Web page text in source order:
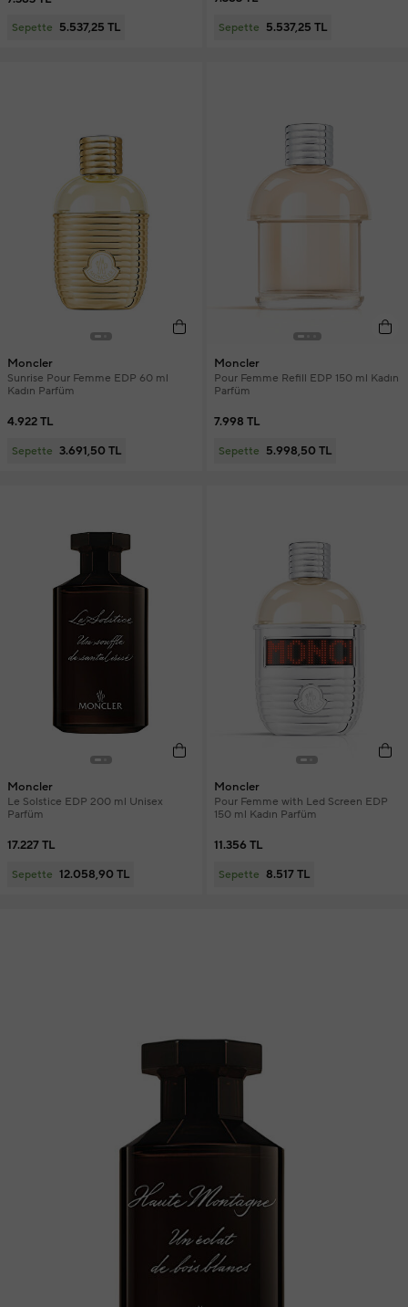
Sepette 5.537,25 TL Sepette 5.537,25 TL
Moncler
Sunrise Pour Femme EDP 60 ml
Kadın Parfüm
4.922 TL
Sepette 3.691,50 TL
Moncler
Pour Femme Refill EDP 150 ml Kadın
Parfüm
7.998 TL
Sepette 5.998,50 TL
Moncler
Le Solstice EDP 200 ml Unisex
Parfüm
17.227 TL
Sepette 12.058,90 TL
Moncler
Pour Femme with Led Screen EDP
150 ml Kadın Parfüm
11.356 TL
Sepette 8.517 TL